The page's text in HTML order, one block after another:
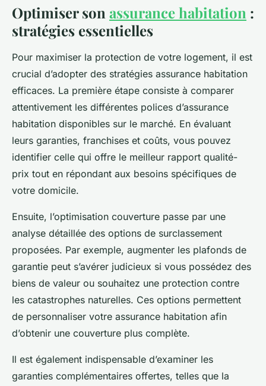
Optimiser son assurance habitation :
stratégies essentielles
Pour maximiser la protection de votre logement, il est
crucial d’adopter des stratégies assurance habitation
efficaces. La première étape consiste à comparer
attentivement les différentes polices d’assurance
habitation disponibles sur le marché. En évaluant
leurs garanties, franchises et coûts, vous pouvez
identifier celle qui offre le meilleur rapport qualité-
prix tout en répondant aux besoins spécifiques de
votre domicile.
Ensuite, l’optimisation couverture passe par une
analyse détaillée des options de surclassement
proposées. Par exemple, augmenter les plafonds de
garantie peut s’avérer judicieux si vous possédez des
biens de valeur ou souhaitez une protection contre
les catastrophes naturelles. Ces options permettent
de personnaliser votre assurance habitation afin
d’obtenir une couverture plus complète.
Il est également indispensable d’examiner les
garanties complémentaires offertes, telles que la